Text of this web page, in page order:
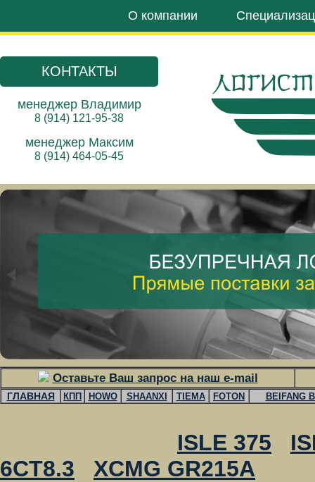
О компании
КОНТАКТЫ
менеджер Владимир
8 (914) 121-95-38
менеджер Максим
8 (914) 464-05-45
Оставьте Ваш запрос на наш e-mail
ГЛАВНАЯ КПП HOWO SHAANXI TIEMA FOTON BEIFANG
ISLE 375
6CT8.3
XCMG GR215A